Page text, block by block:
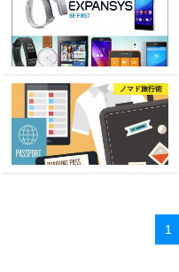
ノマド旅行術
1